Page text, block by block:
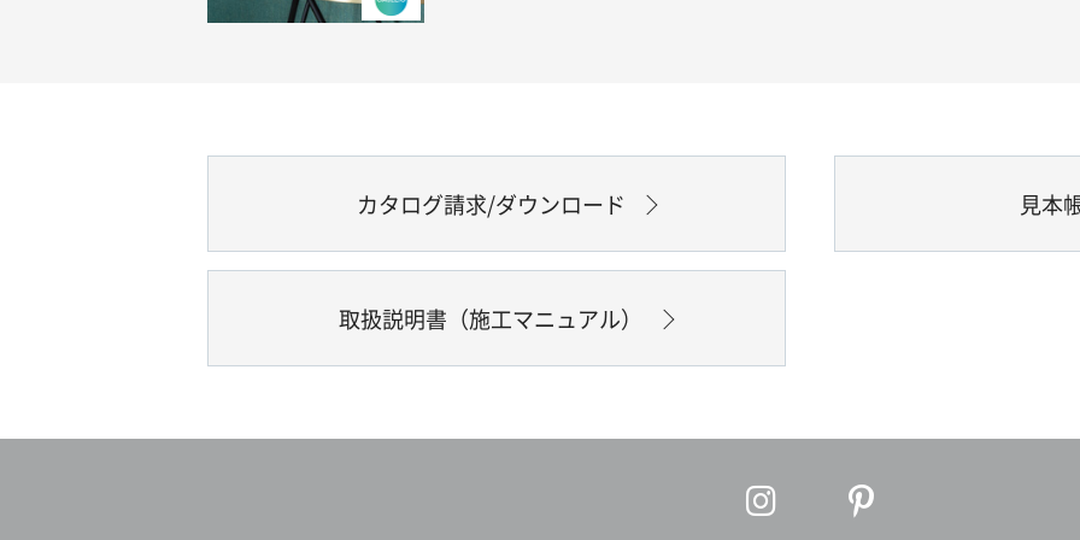
カタログ請求/ダウンロード 見本
取扱説明書（施工マニュアル）